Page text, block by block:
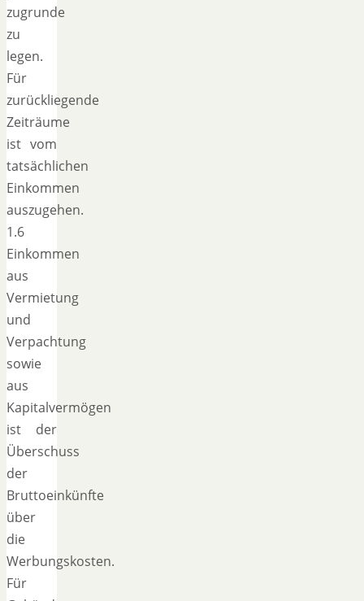
zugrunde
zu
legen.
Für
zurückliegende
Zeiträume
ist vom
tatsächlichen
Einkommen
auszugehen.
1.6
Einkommen
aus
Vermietung
und
Verpachtung
sowie
aus
Kapitalvermögen
ist der
Überschuss
der
Bruttoeinkünfte
über
die
Werbungskosten.
Für